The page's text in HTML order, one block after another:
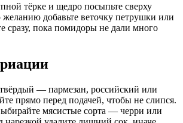
тёрке и щедро посыпьте сверху
добавьте веточку петрушки или
сразу, пока помидоры не дали много
— пармезан, российский или
прямо перед подачей, чтобы не слипся.
мясистые сорта — черри или